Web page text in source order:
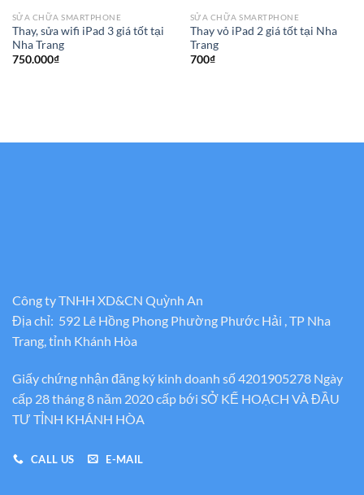
SỬA CHỮA SMARTPHONE
Thay, sửa wifi iPad 3 giá tốt tại
Nha Trang
750.000₫
SỬA CHỮA SMARTPHONE
Thay vỏ iPad 2 giá tốt tại Nha
Trang
700₫
Công ty TNHH XD&CN Quỳnh An
Địa chỉ: 592 Lê Hồng Phong Phường Phước Hải , TP Nha
Trang, tỉnh Khánh Hòa
Giấy chứng nhận đăng ký kinh doanh số 4201905278 Ngày
cấp 28 tháng 8 năm 2020 cấp bới SỞ KẾ HOẠCH VÀ ĐẦU
TƯ TỈNH KHÁNH HÒA
CALL US E-MAIL